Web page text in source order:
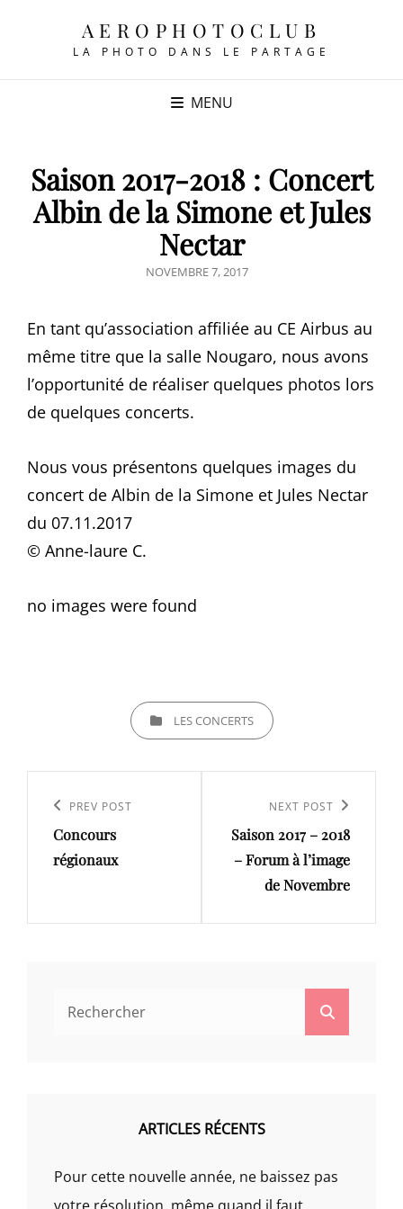
AEROPHOTOCLUB
LA PHOTO DANS LE PARTAGE
MENU
Saison 2017-2018 : Concert
Albin de la Simone et Jules
Nectar
POSTED
NOVEMBRE 7, 2017
En tant qu’association affiliée au CE Airbus au
même titre que la salle Nougaro, nous avons
l’opportunité de réaliser quelques photos lors
de quelques concerts.
Nous vous présentons quelques images du
concert de Albin de la Simone et Jules Nectar
du 07.11.2017
© Anne-laure C.
no images were found
CATEGORIESLES CONCERTS
l’article
Previous
Post
PREV POST
Concours
régionaux
Post
NEXT POST
Saison 2017 – 2018
– Forum à l’image
de Novembre
ARTICLES RÉCENTS
Pour cette nouvelle année, ne baissez pas